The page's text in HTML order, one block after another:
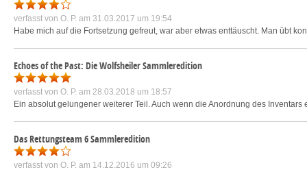
verfasst von O. P. am 31.03.2017 um 19:54
Habe mich auf die Fortsetzung gefreut, war aber etwas enttäuscht. Man übt
Echoes of the Past: Die Wolfsheiler Sammleredition
verfasst von O. P. am 28.03.2018 um 18:57
Ein absolut gelungener weiterer Teil. Auch wenn die Anordnung des
Das Rettungsteam 6 Sammleredition
verfasst von O. P. am 14.12.2016 um 09:26